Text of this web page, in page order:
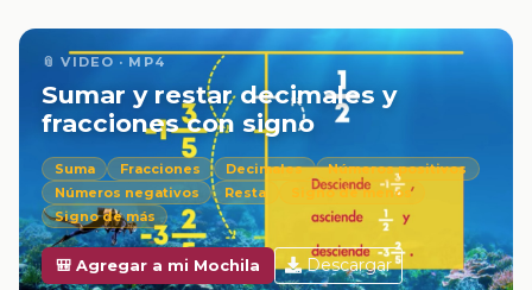
📎 VIDEO · MP4
Sumar y restar decimales y
fracciones con signo
Suma Fracciones Decimales
Números positivos
Números negativos
Resta
Signo de menos
Signo de más
🎒 Agregar a mi Mochila Descargar